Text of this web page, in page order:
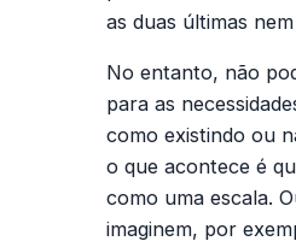
as duas últimas
No entanto, não
para as
como existindo ou
o que acontece é
como uma escala.
imaginem, por